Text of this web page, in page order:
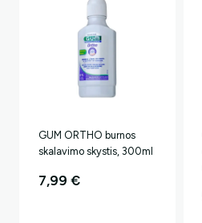
GUM ORTHO burnos
skalavimo skystis, 300ml
7,99€